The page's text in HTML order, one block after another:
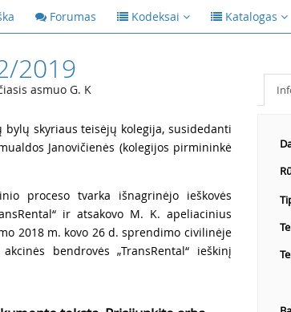
Forumas Kodeksai Katalogas
2019
asmuo G. K
skyriaus teisėjų kolegija, susidedanti
Janovičienės (kolegijos pirmininkė
proceso tvarka išnagrinėjo ieškovės
ir atsakovo M. K. apeliacinius
2018 m. kovo 26 d. sprendimo civilinėje
bendrovės „TransRental“ ieškinį